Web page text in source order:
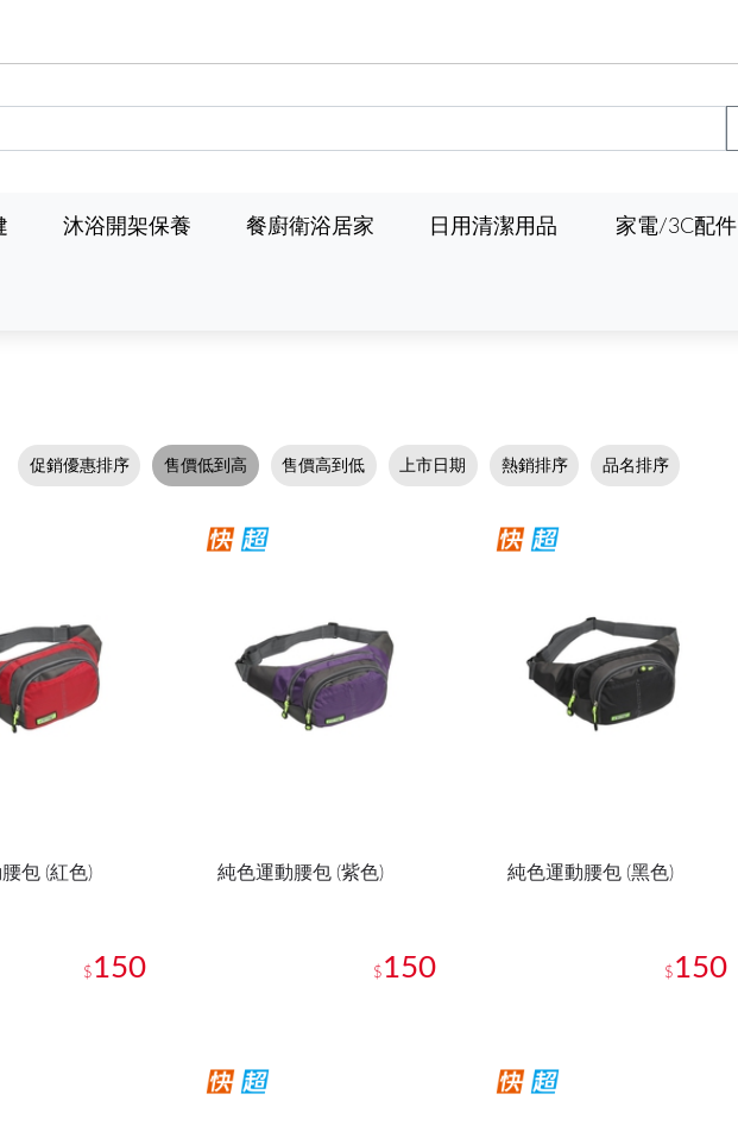
沐浴開架保養 餐廚衛浴居家 日用清潔用品 家電/3C配件
促銷優惠排序 售價低到高 售價高到低 上市日期 熱銷排序 品名排序
包 (紅色)
$ 150
純色運動腰包 (紫色)
$ 150
純色運動腰包 (黑色)
$ 150